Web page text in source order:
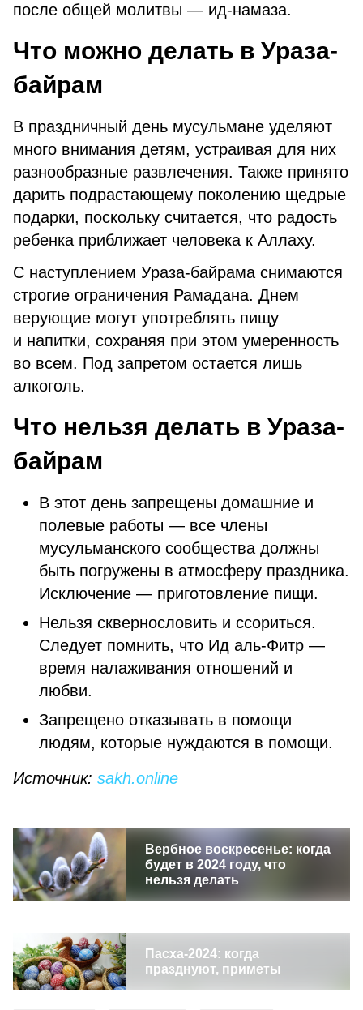
после общей молитвы — ид-намаза.
Что можно делать в Ураза-
байрам
В праздничный день мусульмане уделяют
много внимания детям, устраивая для них
разнообразные развлечения. Также принято
дарить подрастающему поколению щедрые
подарки, поскольку считается, что радость
ребенка приближает человека к Аллаху.
С наступлением Ураза-байрама снимаются
строгие ограничения Рамадана. Днем
верующие могут употреблять пищу
и напитки, сохраняя при этом умеренность
во всем. Под запретом остается лишь
алкоголь.
Что нельзя делать в Ураза-
байрам
В этот день запрещены домашние и
полевые работы — все члены
мусульманского сообщества должны
быть погружены в атмосферу праздника.
Исключение — приготовление пищи.
Нельзя сквернословить и ссориться.
Следует помнить, что Ид аль-Фитр —
время налаживания отношений и
любви.
Запрещено отказывать в помощи
людям, которые нуждаются в помощи.
Источник: sakh.online
Вербное воскресенье: когда
будет в 2024 году, что
нельзя делать
Пасха-2024: когда
празднуют, приметы